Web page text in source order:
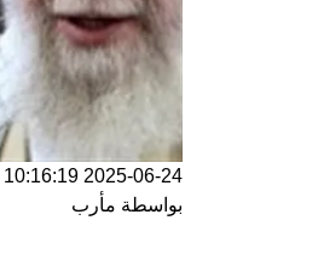
2025-06-24 10:16:19
بواسطة مأرب